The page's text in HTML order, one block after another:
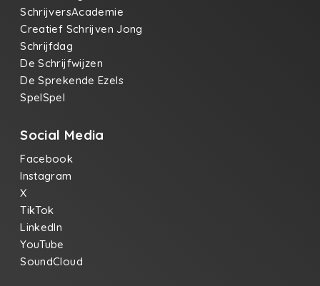
SchrijversAcademie
Creatief Schrijven Jong
Schrijfdag
De Schrijfwijzen
De Sprekende Ezels
SpelSpel
Social Media
Facebook
Instagram
X
TikTok
LinkedIn
YouTube
SoundCloud